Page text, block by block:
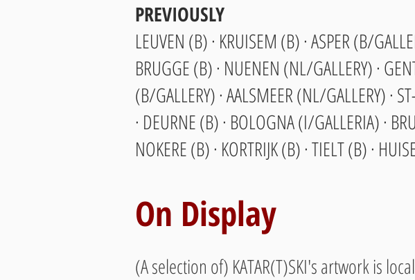
PREVIOUSLY
LEUVEN (B) · KRUISEM (B) · ASPER (B/
BRUGGE (B) · NUENEN (NL/GALLERY) ·
(B/GALLERY) · AALSMEER (NL/GALLERY) ·
· DEURNE (B) · BOLOGNA (I/GALLERIA) ·
NOKERE (B) · KORTRIJK (B) · TIELT (B) ·
On Display
(A selection of) KATAR(T)SKI's artwork is